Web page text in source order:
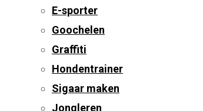
E-sporter
Goochelen
Graffiti
Hondentrainer
Sigaar maken
Jongleren